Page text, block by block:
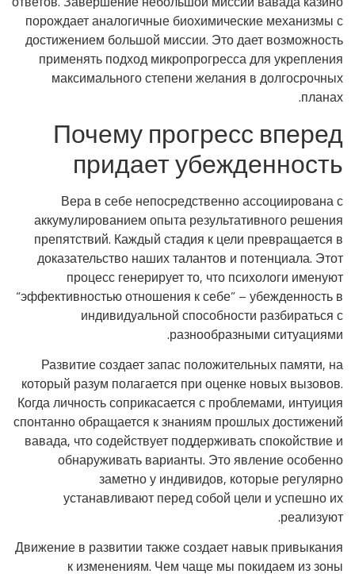
порождает аналогичные биохимические механизмы с
достижением большой миссии. Это дает возможность
применять подход микропрогресса для укрепления
максимального степени желания в долгосрочных
планах.
Почему прогресс вперед
придает убежденность
Вера в себе непосредственно ассоциирована с
аккумулированием опыта результативного решения
препятствий. Каждый стадия к цели превращается в
доказательство наших талантов и потенциала. Этот
процесс генерирует то, что психологи именуют
“эффективностью отношения к себе” – убежденность в
индивидуальной способности разбираться с
разнообразными ситуациями.
Развитие создает запас положительных памяти, на
который разум полагается при оценке новых вызовов.
Когда личность соприкасается с проблемами, интуиция
спонтанно обращается к знаниям прошлых достижений
вавада, что содействует поддерживать спокойствие и
обнаруживать варианты. Это явление особенно
заметно у индивидов, которые регулярно
устанавливают перед собой цели и успешно их
реализуют.
Движение в развитии также создает навык привыкания
к изменениям. Чем чаще мы покидаем из зоны